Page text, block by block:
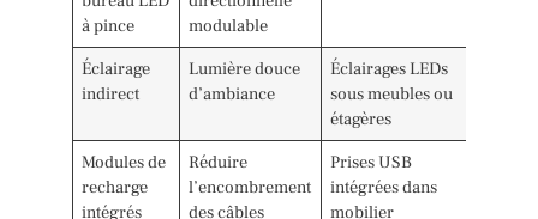
à pince
modulable
Éclairage
indirect
Lumière douce
d’ambiance
Éclairages LEDs
sous meubles ou
étagères
Modules de
recharge
intégrés
Réduire
l’encombrement
des câbles
Prises USB
intégrées dans
mobilier